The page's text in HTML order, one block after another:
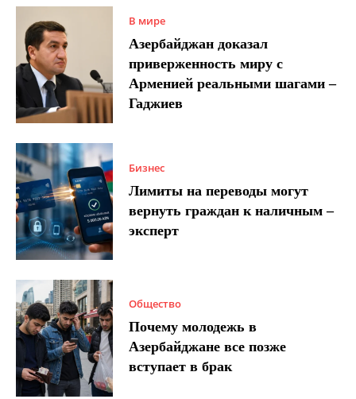
В мире
Азербайджан доказал
приверженность миру с
Арменией реальными шагами –
Гаджиев
Бизнес
Лимиты на переводы могут
вернуть граждан к наличным –
эксперт
Общество
Почему молодежь в
Азербайджане все позже
вступает в брак